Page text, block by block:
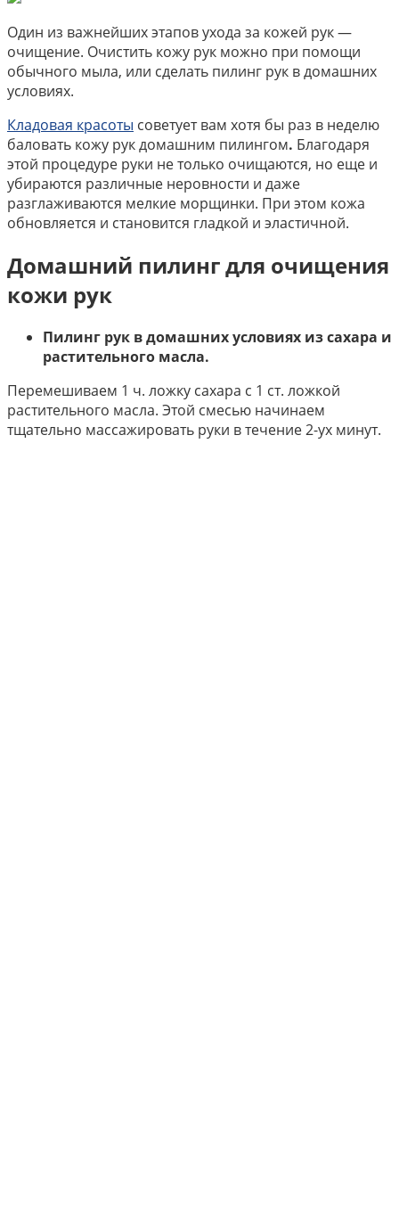
Один из важнейших этапов ухода за кожей рук —
очищение. Очистить кожу рук можно при помощи
обычного мыла, или сделать пилинг рук в домашних
условиях.
Кладовая красоты советует вам хотя бы раз в неделю
баловать кожу рук домашним пилингом. Благодаря
этой процедуре руки не только очищаются, но еще и
убираются различные неровности и даже
разглаживаются мелкие морщинки. При этом кожа
обновляется и становится гладкой и эластичной.
Домашний пилинг для очищения
кожи рук
Пилинг рук в домашних условиях из сахара и
растительного масла.
Перемешиваем 1 ч. ложку сахара с 1 ст. ложкой
растительного масла. Этой смесью начинаем
тщательно массажировать руки в течение 2-ух минут.